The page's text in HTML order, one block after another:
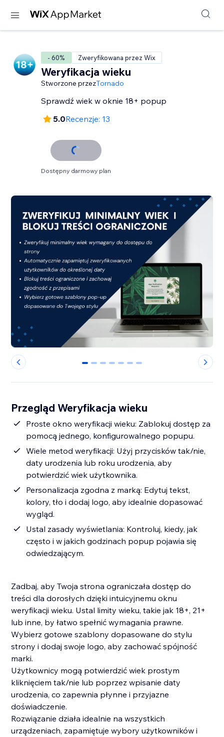
- 60% Zweryfikowana przez Wix
Weryfikacja wieku
Stworzone przezTornado
Sprawdź wiek w oknie 18+ popup
5.0Recenzje: 13
Dostępny darmowy plan
0 1 2 3 4 5 6
Przegląd Weryfikacja wieku
Proste okno weryfikacji wieku: Zablokuj dostęp za
pomocą jednego, konfigurowalnego popupu.
Wiele metod weryfikacji: Użyj przycisków tak/nie,
daty urodzenia lub roku urodzenia, aby
potwierdzić wiek użytkownika.
Personalizacja zgodna z marką: Edytuj tekst,
kolory, tło i dodaj logo, aby idealnie dopasować
wygląd.
Ustal zasady wyświetlania: Kontroluj, kiedy, jak
często i w jakich godzinach popup pojawia się
odwiedzającym.
Zadbaj, aby Twoja strona ograniczała dostęp do
treści dla dorosłych dzięki intuicyjnemu oknu
weryfikacji wieku. Ustal limity wieku, takie jak 18+, 21+
lub inne, by łatwo spełnić wymagania prawne.
Wybierz gotowe szablony dopasowane do stylu
strony i dodaj swoje logo, aby zachować spójność
marki.
Użytkownicy mogą potwierdzić wiek prostym
kliknięciem tak/nie lub poprzez wpisanie daty
urodzenia, co zapewnia płynne i przyjazne
doświadczenie.
Rozwiązanie działa idealnie na wszystkich
urządzeniach, zapamiętuje wybory użytkowników i